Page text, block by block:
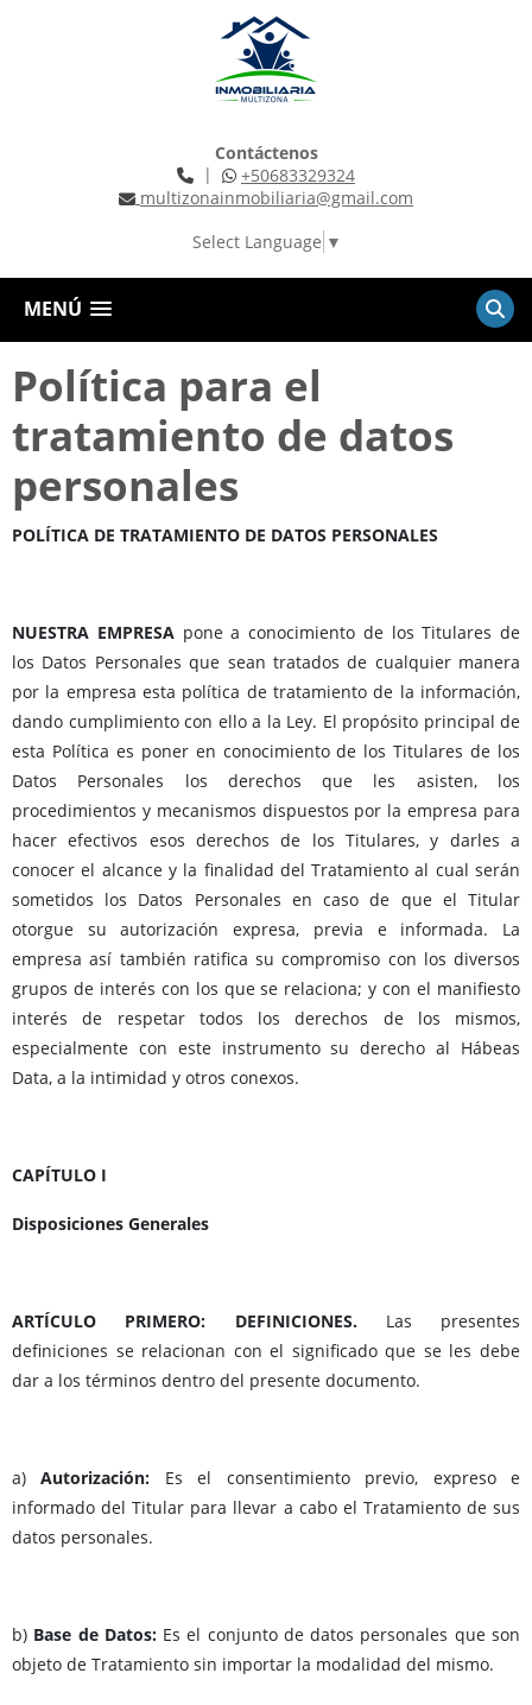
Contáctenos
|
+50683329324
multizonainmobiliaria@gmail.com
Select Language ▼
MENÚ
Política para el
tratamiento de datos
personales
POLÍTICA DE TRATAMIENTO DE DATOS PERSONALES
NUESTRA EMPRESApone a conocimiento de los Titulares de
los Datos Personales que sean tratados de cualquier manera
por la empresa esta política de tratamiento de la información,
dando cumplimiento con ello a la Ley. El propósito principal de
esta Política es poner en conocimiento de los Titulares de los
Datos Personales los derechos que les asisten, los
procedimientos y mecanismos dispuestos por la empresa para
hacer efectivos esos derechos de los Titulares, y darles a
conocer el alcance y la finalidad del Tratamiento al cual serán
sometidos los Datos Personales en caso de que el Titular
otorgue su autorización expresa, previa e informada. La
empresa así también ratifica su compromiso con los diversos
grupos de interés con los que se relaciona; y con el manifiesto
interés de respetar todos los derechos de los mismos,
especialmente con este instrumento su derecho al Hábeas
Data, a la intimidad y otros conexos.
CAPÍTULO I
Disposiciones Generales
ARTÍCULO PRIMERO: DEFINICIONES.Las presentes
definiciones se relacionan con el significado que se les debe
dar a los términos dentro del presente documento.
a)Autorización: Es el consentimiento previo, expreso e
informado del Titular para llevar a cabo el Tratamiento de sus
datos personales.
b) Base de Datos: Es el conjunto de datos personales que son
objeto de Tratamiento sin importar la modalidad del mismo.